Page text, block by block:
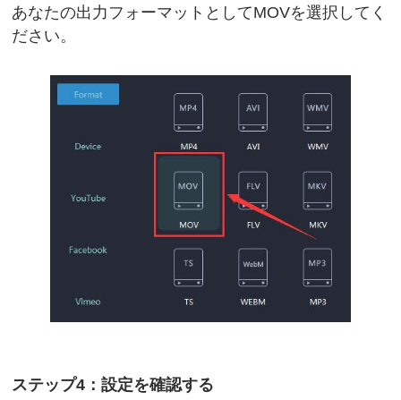
あなたの出力フォーマットとしてMOVを選択してく
ださい。
ステップ4：設定を確認する